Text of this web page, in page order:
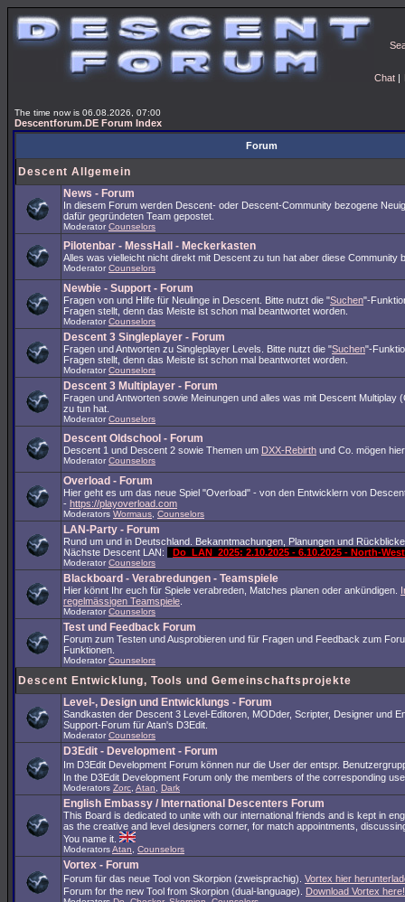
Chat |
The time now is 06.08.2026, 07:00
Descentforum.DE Forum Index
Forum
Descent Allgemein
News - Forum
In diesem Forum werden Descent- oder Descent-Community bezogene
dafür gegründeten Team gepostet.
Moderator Counselors
Pilotenbar - MessHall - Meckerkasten
Alles was vielleicht nicht direkt mit Descent zu tun hat aber diese Community
Moderator Counselors
Newbie - Support - Forum
Fragen von und Hilfe für Neulinge in Descent. Bitte nutzt die "Suchen"-
Fragen stellt, denn das Meiste ist schon mal beantwortet worden.
Moderator Counselors
Descent 3 Singleplayer - Forum
Fragen und Antworten zu Singleplayer Levels. Bitte nutzt die "Suchen"-
Fragen stellt, denn das Meiste ist schon mal beantwortet worden.
Moderator Counselors
Descent 3 Multiplayer - Forum
Fragen und Antworten sowie Meinungen und alles was mit Descent Multiplay
zu tun hat.
Moderator Counselors
Descent Oldschool - Forum
Descent 1 und Descent 2 sowie Themen um DXX-Rebirth und Co. mögen
Moderator Counselors
Overload - Forum
Hier geht es um das neue Spiel "Overload" - von den Entwicklern von
- https://playoverload.com
Moderators Wormaus Counselors
LAN-Party - Forum
Rund um und in Deutschland. Bekanntmachungen, Planungen und
Nächste Descent LAN:
Do_LAN_2025: 2.10.2025 - 6.10.2025 - North-
Moderator Counselors
Blackboard - Verabredungen - Teamspiele
Hier könnt Ihr euch für Spiele verabreden, Matches planen oder ankündigen.
regelmässigen Teamspiele
Moderator Counselors
Test und Feedback Forum
Forum zum Testen und Ausprobieren und für Fragen und Feedback zum
Funktionen.
Moderator Counselors
Descent Entwicklung, Tools und Gemeinschaftsprojekte
Level-, Design und Entwicklungs - Forum
Sandkasten der Descent 3 Level-Editoren, MODder, Scripter, Designer und
Support-Forum für Atan's D3Edit.
Moderator Counselors
D3Edit - Development - Forum
Im D3Edit Development Forum können nur die User der entspr.
In the D3Edit Development Forum only the members of the corresponding
Moderators Zorc Atan Dark
English Embassy / International Descenters Forum
This Board is dedicated to unite with our international friends and is kept in
as the creative and level designers corner, for match appointments,
You name it.
ModeratorsAtan Counselors
Vortex - Forum
Forum für das neue Tool von Skorpion (zweisprachig). Vortex hier
Forum for the new Tool from Skorpion (dual-language). Download Vortex here!